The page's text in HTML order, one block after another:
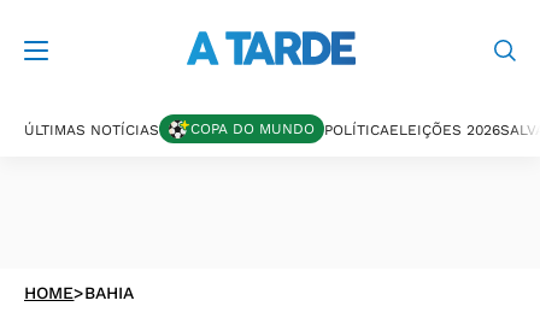
ÚLTIMAS NOTÍCIAS COPA DO MUNDO POLÍTICAELEIÇÕES 2026
HOME>BAHIA